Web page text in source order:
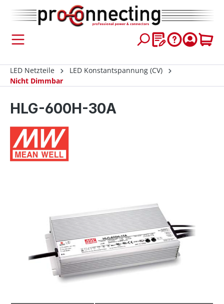
springen
LED Netzteile
LED Konstantspannung (CV)
Nicht Dimmbar
HLG-600H-30A